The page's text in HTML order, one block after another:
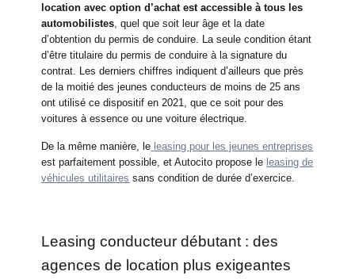
location avec option d’achat est accessible à tous les
automobilistes , quel que soit leur âge et la date
d’obtention du permis de conduire. La seule condition étant
d’être titulaire du permis de conduire à la signature du
contrat. Les derniers chiffres indiquent d’ailleurs que près
de la moitié des jeunes conducteurs de moins de 25 ans
ont utilisé ce dispositif en 2021, que ce soit pour des
voitures à essence ou une voiture électrique.
De la même manière, le leasing pour les jeunes entreprises
est parfaitement possible, et Autocito propose le leasing de
véhicules utilitaires sans condition de durée d’exercice.
Leasing conducteur débutant : des
agences de location plus exigeantes